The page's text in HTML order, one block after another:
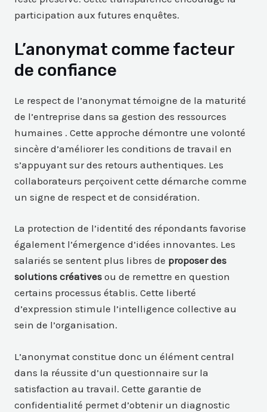
participation aux futures enquêtes.
L’anonymat comme facteur
de confiance
Le respect de l’anonymat témoigne de la maturité
de l’entreprise dans sa gestion des ressources
humaines . Cette approche démontre une volonté
sincère d’améliorer les conditions de travail en
s’appuyant sur des retours authentiques. Les
collaborateurs perçoivent cette démarche comme
un signe de respect et de considération.
La protection de l’identité des répondants favorise
également l’émergence d’idées innovantes. Les
salariés se sentent plus libres de proposer des
solutions créatives ou de remettre en question
certains processus établis. Cette liberté
d’expression stimule l’intelligence collective au
sein de l’organisation.
L’anonymat constitue donc un élément central
dans la réussite d’un questionnaire sur la
satisfaction au travail. Cette garantie de
confidentialité permet d’obtenir un diagnostic